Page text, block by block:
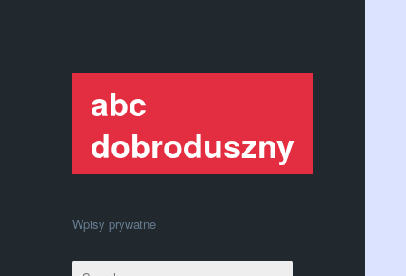
abc
dobroduszny
Wpisy prywatne